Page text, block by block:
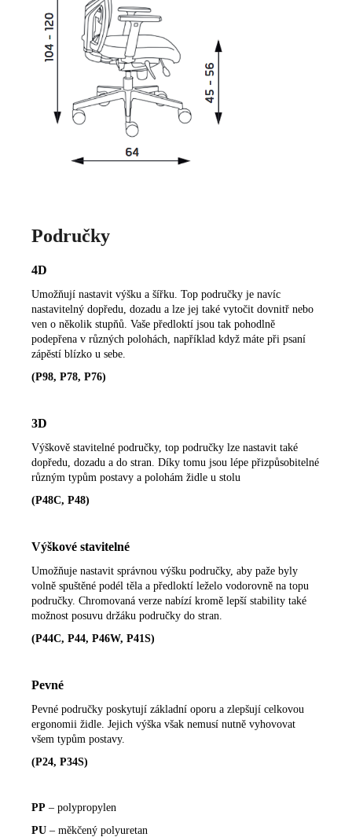
Područky
4D
Umožňují nastavit výšku a šířku. Top područky je navíc
nastavitelný dopředu, dozadu a lze jej také vytočit dovnitř nebo
ven o několik stupňů. Vaše předloktí jsou tak pohodlně
podepřena v různých polohách, například když máte při psaní
zápěstí blízko u sebe.
(P98, P78, P76)
3D
Výškově stavitelné područky, top područky lze nastavit také
dopředu, dozadu a do stran. Díky tomu jsou lépe přizpůsobitelné
různým typům postavy a polohám židle u stolu
(P48C, P48)
Výškové stavitelné
Umožňuje nastavit správnou výšku područky, aby paže byly
volně spuštěné podél těla a předloktí leželo vodorovně na topu
područky. Chromovaná verze nabízí kromě lepší stability také
možnost posuvu držáku područky do stran.
(P44C, P44, P46W, P41S)
Pevné
Pevné područky poskytují základní oporu a zlepšují celkovou
ergonomii židle. Jejich výška však nemusí nutně vyhovovat
všem typům postavy.
(P24, P34S)
PP – polypropylen
PU – měkčený polyuretan